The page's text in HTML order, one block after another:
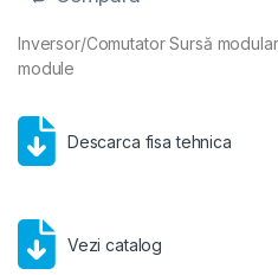
Inversor/Comutator Sursă
module
Descarca fisa tehnica
Vezi catalog